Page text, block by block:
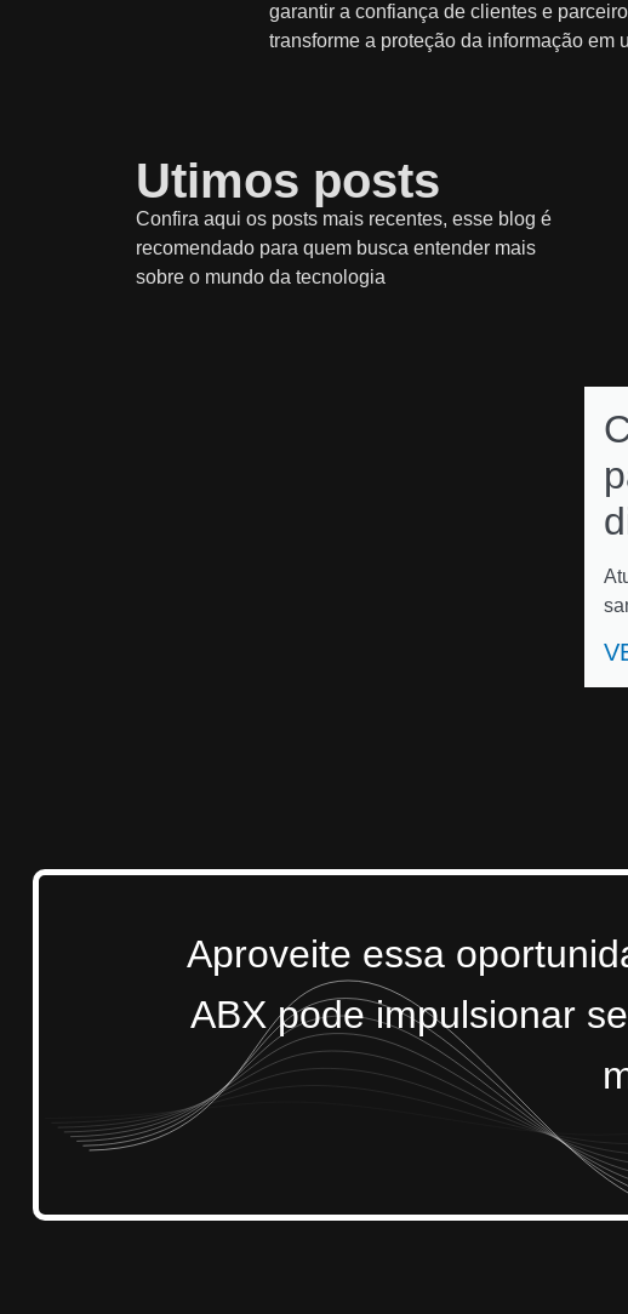
garantir a confiança de clientes e
transforme a proteção da informação em
Utimos posts
Confira aqui os posts mais recentes, esse blog é
recomendado para quem busca entender mais
sobre o mundo da tecnologia
Aproveite essa
ABX pode impulsionar